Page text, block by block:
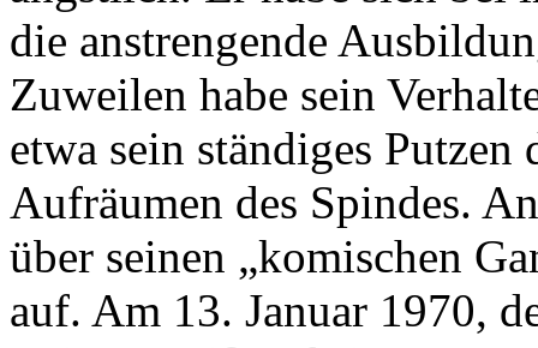
die anstrengende
Zuweilen habe sein
etwa sein ständiges Putzen
Aufräumen des Spindes.
über seinen „komischen
auf. Am 13. Januar 1970,